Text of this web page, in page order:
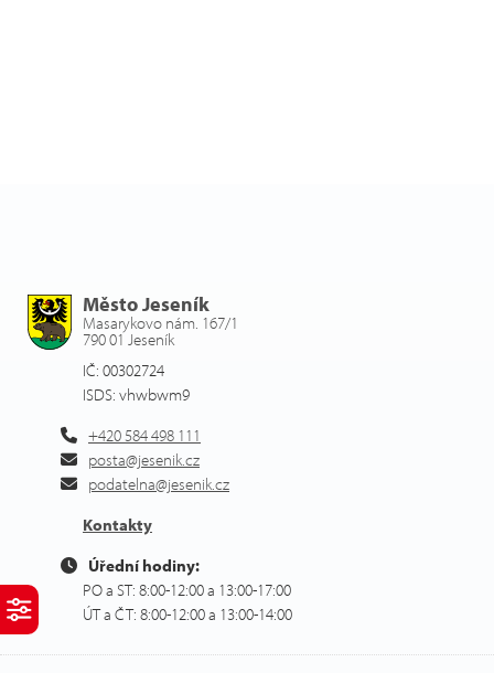
Město Jeseník
Masarykovo nám. 167/1
790 01 Jeseník
IČ: 00302724
ISDS: vhwbwm9
+420 584 498 111
posta@jesenik.cz
podatelna@jesenik.cz
Kontakty
Úřední hodiny:
PO a ST: 8:00-12:00 a 13:00-17:00
ÚT a ČT: 8:00-12:00 a 13:00-14:00